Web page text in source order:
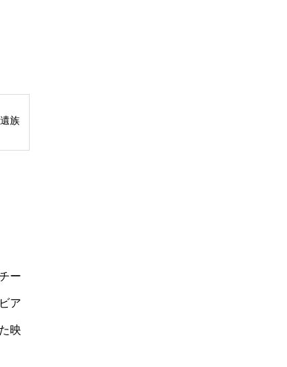
族
ー
ア
映